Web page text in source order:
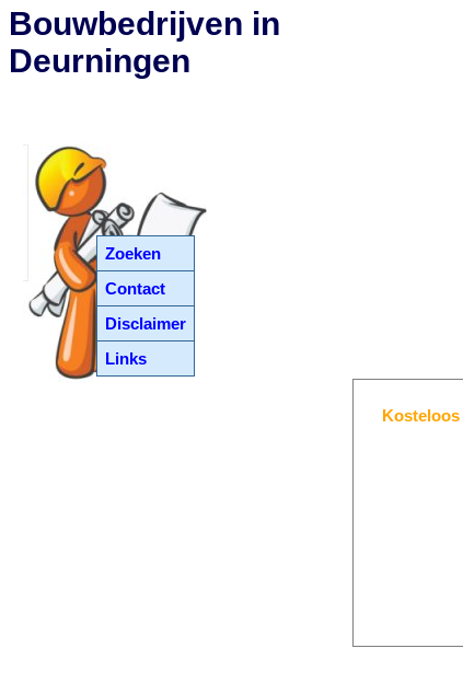
Zoeken
Contact
Disclaimer
Links
Bouwbedrijven in
Deurningen
Kosteloos